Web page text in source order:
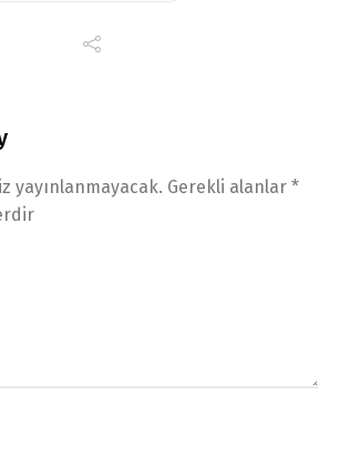
yayınlanmayacak. Gerekli alanlar *